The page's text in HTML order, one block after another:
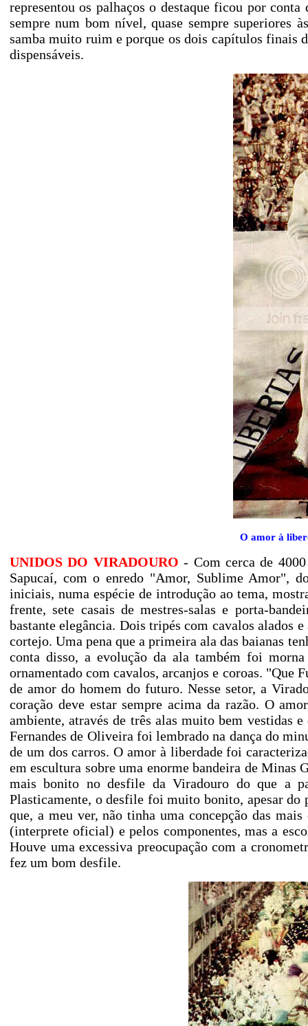
representou os palhaços o destaque ficou por
sempre num bom nível, quase sempre superiores
samba muito ruim e porque os dois capítulos finais
dispensáveis.
O amor à
UNIDOS DO VIRADOURO - Com cerca de
Sapucaí, com o enredo "Amor, Sublime Amor",
iniciais, numa espécie de introdução ao tema,
frente, sete casais de mestres-salas e porta-
bastante elegância. Dois tripés com cavalos alados
cortejo. Uma pena que a primeira ala das baianas
conta disso, a evolução da ala também foi
ornamentado com cavalos, arcanjos e coroas. "Que
de amor do homem do futuro. Nesse setor, a
coração deve estar sempre acima da razão. O
ambiente, através de três alas muito bem vestidas
Fernandes de Oliveira foi lembrado na dança do
de um dos carros. O amor à liberdade foi
em escultura sobre uma enorme bandeira de Minas
mais bonito no desfile da Viradouro do que a
Plasticamente, o desfile foi muito bonito, apesar do
que, a meu ver, não tinha uma concepção das
(interprete oficial) e pelos componentes, mas a
Houve uma excessiva preocupação com a
fez um bom desfile.